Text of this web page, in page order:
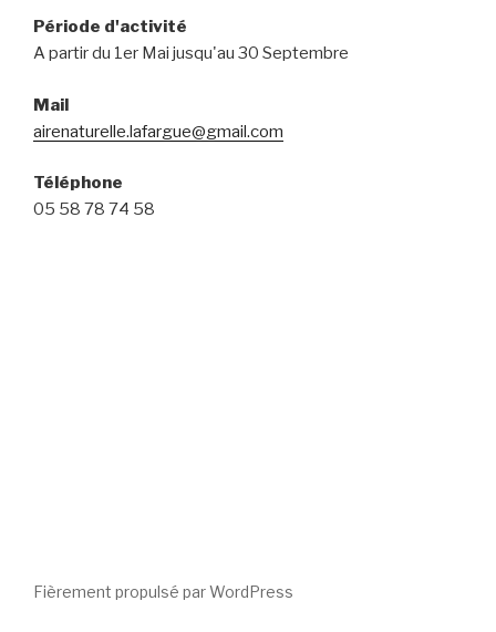
Période d'activité
A partir du 1er Mai jusqu'au 30 Septembre
Mail
airenaturelle.lafargue@gmail.com
Téléphone
05 58 78 74 58
Fièrement propulsé par WordPress